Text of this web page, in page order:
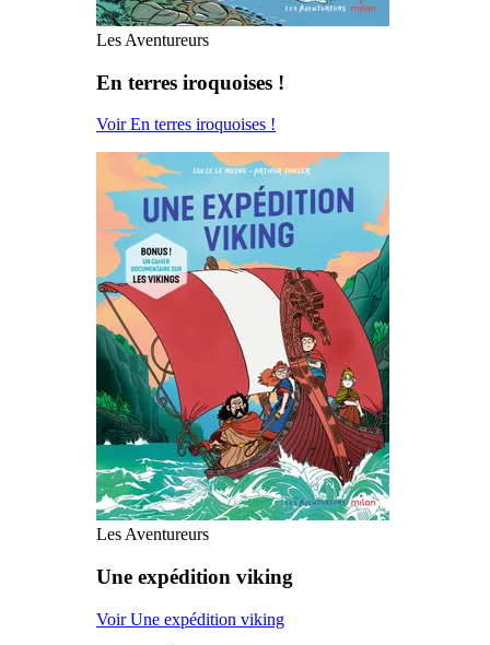
Les Aventureurs
En terres iroquoises !
Voir En terres iroquoises !
Les Aventureurs
Une expédition viking
Voir Une expédition viking